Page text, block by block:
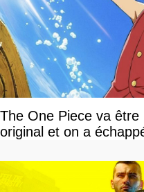
The One Piece va
original et on a